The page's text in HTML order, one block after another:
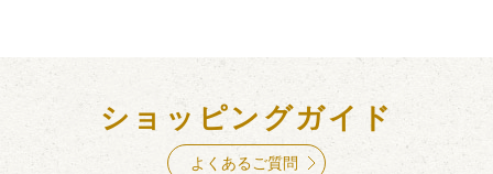
ショッピングガイド
よくあるご質問